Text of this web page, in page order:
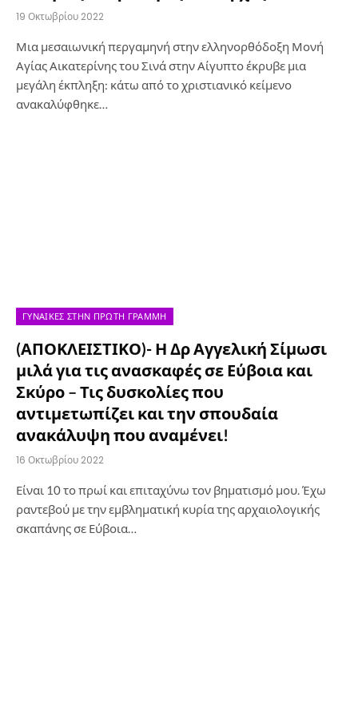
19 Οκτωβρίου 2022
Μια μεσαιωνική περγαμηνή στην ελληνορθόδοξη Μονή
Αγίας Αικατερίνης του Σινά στην Αίγυπτο έκρυβε μια
μεγάλη έκπληξη: κάτω από το χριστιανικό κείμενο
ανακαλύφθηκε…
ΓΥΝΑΊΚΕΣ ΣΤΗΝ ΠΡΏΤΗ ΓΡΑΜΜΉ
(ΑΠΟΚΛΕΙΣΤΙΚΟ)- Η Δρ Αγγελική Σίμωσι
μιλά για τις ανασκαφές σε Εύβοια και
Σκύρο – Τις δυσκολίες που
αντιμετωπίζει και την σπουδαία
ανακάλυψη που αναμένει!
16 Οκτωβρίου 2022
Είναι 10 το πρωί και επιταχύνω τον βηματισμό μου. Έχω
ραντεβού με την εμβληματική κυρία της αρχαιολογικής
σκαπάνης σε Εύβοια…